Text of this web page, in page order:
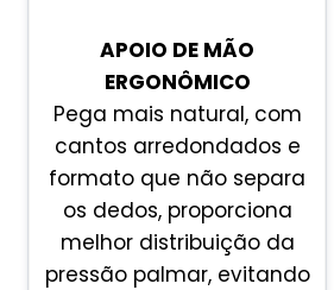
APOIO DE MÃO
ERGONÔMICO
Pega mais natural, com
cantos arredondados e
formato que não separa
os dedos, proporciona
melhor distribuição da
pressão palmar, evitando